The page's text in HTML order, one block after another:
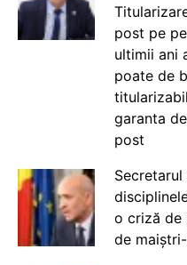
post pe
ultimii ani
poate de
garanta
post
o criză de
de